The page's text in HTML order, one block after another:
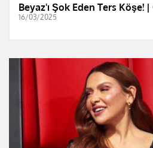
Beyaz'ı Şok Eden Ters Köşe!
16/03/2025